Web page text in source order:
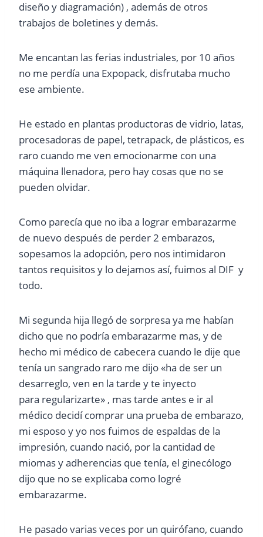
diseño y diagramación) , además de otros
trabajos de boletines y demás.
Me encantan las ferias industriales, por 10 años
no me perdía una Expopack, disfrutaba mucho
ese ambiente.
He estado en plantas productoras de vidrio, latas,
procesadoras de papel, tetrapack, de plásticos, es
raro cuando me ven emocionarme con una
máquina llenadora, pero hay cosas que no se
pueden olvidar.
Como parecía que no iba a lograr embarazarme
de nuevo después de perder 2 embarazos,
sopesamos la adopción, pero nos intimidaron
tantos requisitos y lo dejamos así, fuimos al DIF y
todo.
Mi segunda hija llegó de sorpresa ya me habían
dicho que no podría embarazarme mas, y de
hecho mi médico de cabecera cuando le dije que
tenía un sangrado raro me dijo «ha de ser un
desarreglo, ven en la tarde y te inyecto
para regularizarte» , mas tarde antes e ir al
médico decidí comprar una prueba de embarazo,
mi esposo y yo nos fuimos de espaldas de la
impresión, cuando nació, por la cantidad de
miomas y adherencias que tenía, el ginecólogo
dijo que no se explicaba como logré
embarazarme.
He pasado varias veces por un quirófano, cuando